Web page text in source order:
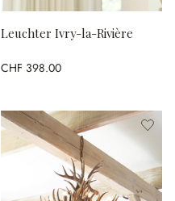
Leuchter Ivry-la-Rivière
CHF 398.00